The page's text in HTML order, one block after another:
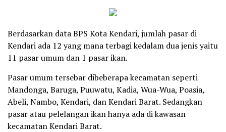
Berdasarkan data BPS Kota Kendari, jumlah pasar di
Kendari ada 12 yang mana terbagi kedalam dua jenis yaitu
11 pasar umum dan 1 pasar ikan.
Pasar umum tersebar dibeberapa kecamatan seperti
Mandonga, Baruga, Puuwatu, Kadia, Wua-Wua, Poasia,
Abeli, Nambo, Kendari, dan Kendari Barat. Sedangkan
pasar atau pelelangan ikan hanya ada di kawasan
kecamatan Kendari Barat.